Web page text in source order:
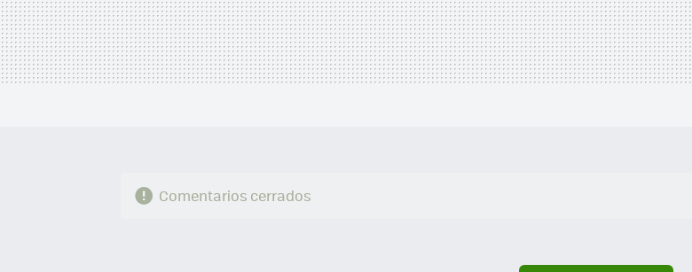
Comentarios cerrados